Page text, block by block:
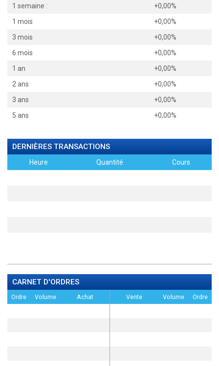
1 semaine :
+0,00%
1 mois
+0,00%
3 mois
+0,00%
6 mois
+0,00%
1 an
+0,00%
2 ans
+0,00%
3 ans
+0,00%
5 ans
+0,00%
DERNIÈRES TRANSACTIONS
Heure Quantité Cours
CARNET D'ORDRES
Ordre Volume Achat Vente Volume Ordre